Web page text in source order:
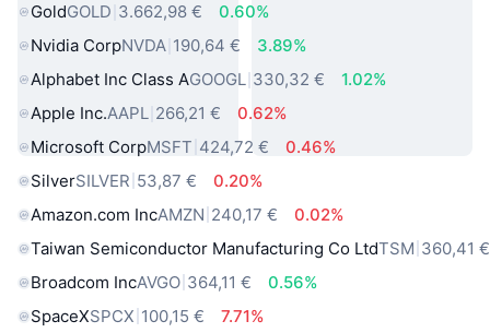
GoldGOLD 3.662,98 €
0.60%
Nvidia CorpNVDA 190,64 €
3.89%
Alphabet Inc Class AGOOGL 330,32 €
1.02%
Apple Inc.AAPL 266,21 €
0.62%
Microsoft CorpMSFT 424,72 €
0.46%
SilverSILVER 53,87 €
0.20%
Amazon.com IncAMZN 240,17 €
0.02%
Taiwan Semiconductor Manufacturing Co LtdTSM 360,41 €
Broadcom IncAVGO 364,11 €
0.56%
SpaceXSPCX 100,15 €
7.71%